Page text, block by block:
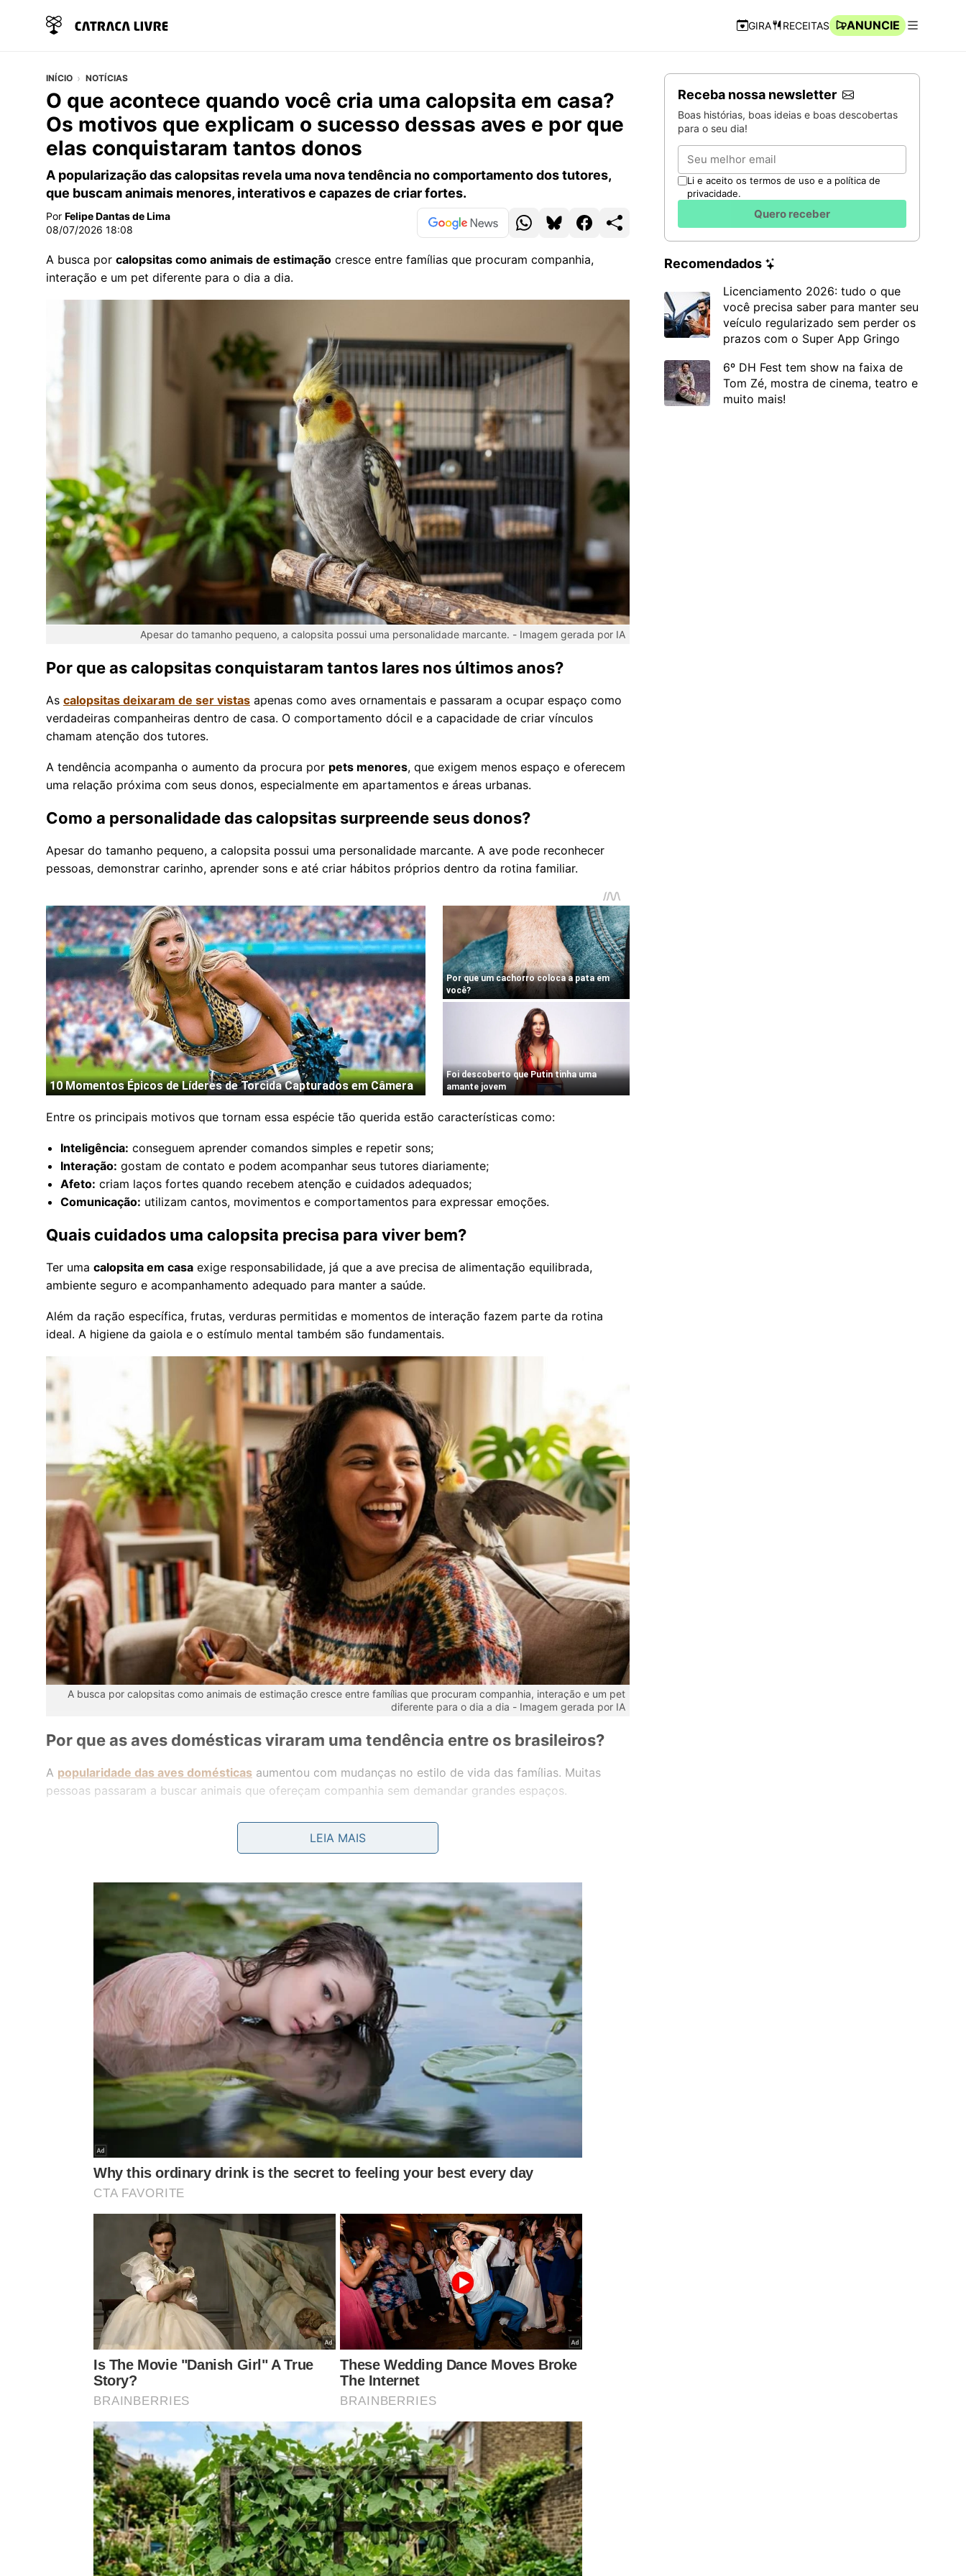
Navegação Rápida
GIRA RECEITAS
ANUNCIE
INÍCIO NOTÍCIAS
O que acontece quando você cria uma calopsita em casa?
Os motivos que explicam o sucesso dessas aves e por que
elas conquistaram tantos donos
A popularização das calopsitas revela uma nova tendência no comportamento dos tutores,
que buscam animais menores, interativos e capazes de criar fortes.
Por Felipe Dantas de Lima
08/07/2026 18:08
A busca por calopsitas como animais de estimação cresce entre famílias que procuram companhia,
interação e um pet diferente para o dia a dia.
Apesar do tamanho pequeno, a calopsita possui uma personalidade marcante. - Imagem gerada por IA
Por que as calopsitas conquistaram tantos lares nos últimos anos?
As calopsitas deixaram de ser vistas apenas como aves ornamentais e passaram a ocupar espaço como
verdadeiras companheiras dentro de casa. O comportamento dócil e a capacidade de criar vínculos
chamam atenção dos tutores.
A tendência acompanha o aumento da procura por pets menores, que exigem menos espaço e oferecem
uma relação próxima com seus donos, especialmente em apartamentos e áreas urbanas.
Como a personalidade das calopsitas surpreende seus donos?
Apesar do tamanho pequeno, a calopsita possui uma personalidade marcante. A ave pode reconhecer
pessoas, demonstrar carinho, aprender sons e até criar hábitos próprios dentro da rotina familiar.
Entre os principais motivos que tornam essa espécie tão querida estão características como:
Inteligência: conseguem aprender comandos simples e repetir sons;
Interação: gostam de contato e podem acompanhar seus tutores diariamente;
Afeto: criam laços fortes quando recebem atenção e cuidados adequados;
Comunicação: utilizam cantos, movimentos e comportamentos para expressar emoções.
Quais cuidados uma calopsita precisa para viver bem?
Ter uma calopsita em casa exige responsabilidade, já que a ave precisa de alimentação equilibrada,
ambiente seguro e acompanhamento adequado para manter a saúde.
Além da ração específica, frutas, verduras permitidas e momentos de interação fazem parte da rotina
ideal. A higiene da gaiola e o estímulo mental também são fundamentais.
A busca por calopsitas como animais de estimação cresce entre famílias que procuram companhia, interação e um pet
diferente para o dia a dia - Imagem gerada por IA
Por que as aves domésticas viraram uma tendência entre os brasileiros?
A popularidade das aves domésticas aumentou com mudanças no estilo de vida das famílias. Muitas
pessoas passaram a buscar animais que ofereçam companhia sem demandar grandes espaços.
Nas redes sociais, vídeos de calopsitas cantando, brincando e interagindo com humanos ajudaram a
transformar essas aves em um dos pets mais populares do momento.
O preço de uma calopsitapode variar conforme a mutação da ave, idade, origem e cuidados oferecidos
pelo criador. Algumas variedades mais raras podem alcançar valores mais elevados.
Além da compra, o tutor deve considerar gastos com alimentação, acessórios, brinquedos e consultas
veterinárias para garantir qualidade de vida ao animal:
Compra da calopsita: geralmente varia entre R$ 100 e R$ 800, dependendo da idade, cor, mutação
genética e origem da ave.
Gaiola ou viveiro: pode custar cerca de R$ 150 a R$ 1.000, conforme tamanho, qualidade e acessórios.
Alimentação mensal: fica em média entre R$ 30 e R$ 100, incluindo ração, sementes, frutas e verduras.
Cuidados veterinários: consultas, exames e possíveis tratamentos podem aumentar o custo,
principalmente em casos de doenças.
Acessórios e brinquedos: gastos com poleiros, brinquedos, banheira e itens de enriquecimento podem
variar de R$ 50 a R$ 300.
As calopsitas podem ser consideradas os pets do futuro?
Combinando companhia, inteligência e interação
tutores. A espécie representa uma alternativa para quem deseja um animal próximo e cheio de
A tendência indica que essas aves continuarão ganhando espaço nos lares, principalmente entre pessoas
que valorizam pets afetivos e adaptados à vida moderna.
LEIA MAIS
Receba nossa newsletter
Boas histórias, boas ideias e boas descobertas
para o seu dia!
Email
Li e aceito os termos de uso e a política de
privacidade.
Quero receber
Recomendados
Licenciamento 2026: tudo o que
você precisa saber para manter seu
veículo regularizado sem perder os
prazos com o Super App Gringo
6º DH Fest tem show na faixa de
Tom Zé, mostra de cinema, teatro e
muito mais!